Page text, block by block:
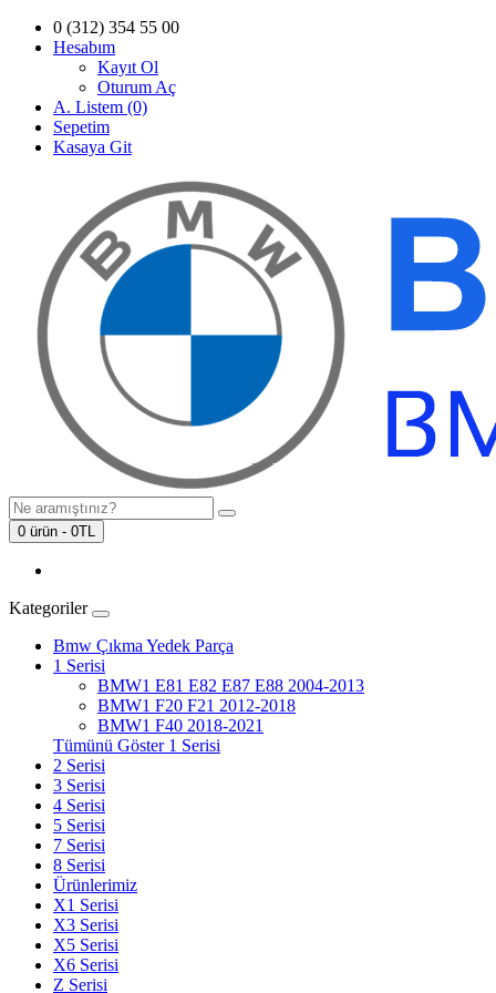
0 (312) 354 55 00
Hesabım
Kayıt Ol
Oturum Aç
A. Listem (0)
Sepetim
Kasaya Git
0 ürün - 0TL
Kategoriler
Bmw Çıkma Yedek Parça
1 Serisi
BMW1 E81 E82 E87 E88 2004-2013
BMW1 F20 F21 2012-2018
BMW1 F40 2018-2021
Tümünü Göster 1 Serisi
2 Serisi
3 Serisi
4 Serisi
5 Serisi
7 Serisi
8 Serisi
Ürünlerimiz
X1 Serisi
X3 Serisi
X5 Serisi
X6 Serisi
Z Serisi